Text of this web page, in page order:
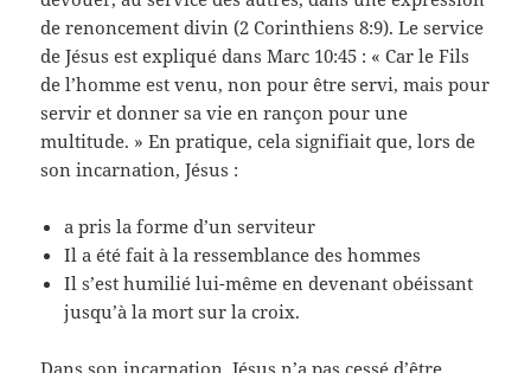
de renoncement divin (2 Corinthiens 8:9). Le service
de Jésus est expliqué dans Marc 10:45 : « Car le Fils
de l’homme est venu, non pour être servi, mais pour
servir et donner sa vie en rançon pour une
multitude. » En pratique, cela signifiait que, lors de
son incarnation, Jésus :
a pris la forme d’un serviteur
Il a été fait à la ressemblance des hommes
Il s’est humilié lui-même en devenant obéissant
jusqu’à la mort sur la croix.